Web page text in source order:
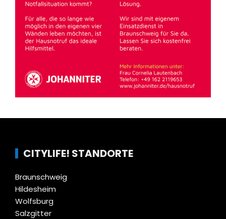
CITYLIFE! STANDORTE
Braunschweig
Hildesheim
Wolfsburg
Salzgitter